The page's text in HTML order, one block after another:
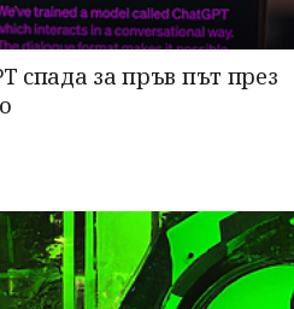
спада за пръв път през